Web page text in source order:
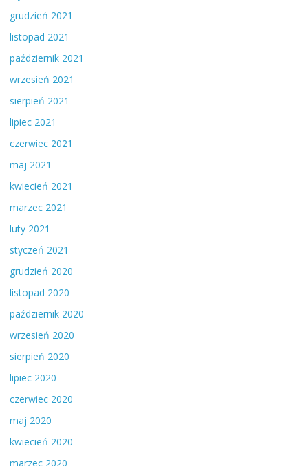
grudzień 2021
listopad 2021
październik 2021
wrzesień 2021
sierpień 2021
lipiec 2021
czerwiec 2021
maj 2021
kwiecień 2021
marzec 2021
luty 2021
styczeń 2021
grudzień 2020
listopad 2020
październik 2020
wrzesień 2020
sierpień 2020
lipiec 2020
czerwiec 2020
maj 2020
kwiecień 2020
marzec 2020